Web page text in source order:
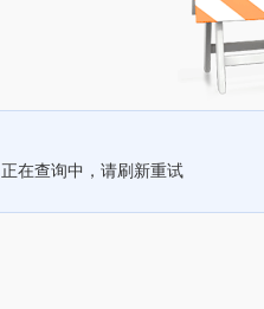
正在查询中，请刷新重试